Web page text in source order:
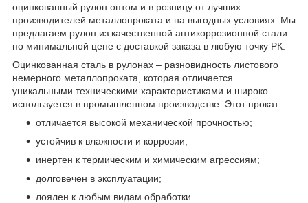
оцинкованный рулон оптом и в розницу от лучших
производителей металлопроката и на выгодных условиях. Мы
предлагаем рулон из качественной антикоррозионной стали
по минимальной цене с доставкой заказа в любую точку РК.
Оцинкованная сталь в рулонах – разновидность листового
немерного металлопроката, которая отличается
уникальными техническими характеристиками и широко
используется в промышленном производстве. Этот прокат:
отличается высокой механической прочностью;
устойчив к влажности и коррозии;
инертен к термическим и химическим агрессиям;
долговечен в эксплуатации;
лоялен к любым видам обработки.